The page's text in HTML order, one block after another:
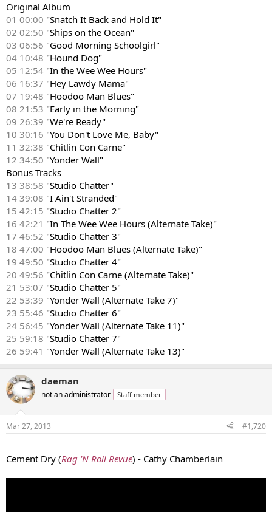
Original Album
01 00:00 "Snatch It Back and Hold It"
02 02:50 "Ships on the Ocean"
03 06:56 "Good Morning Schoolgirl"
04 10:48 "Hound Dog"
05 12:54 "In the Wee Wee Hours"
06 16:37 "Hey Lawdy Mama"
07 19:48 "Hoodoo Man Blues"
08 21:53 "Early in the Morning"
09 26:39 "We're Ready"
10 30:16 "You Don't Love Me, Baby"
11 32:38 "Chitlin Con Carne"
12 34:50 "Yonder Wall"
Bonus Tracks
13 38:58 "Studio Chatter"
14 39:08 "I Ain't Stranded"
15 42:15 "Studio Chatter 2"
16 42:21 "In The Wee Wee Hours (Alternate Take)"
17 46:52 "Studio Chatter 3"
18 47:00 "Hoodoo Man Blues (Alternate Take)"
19 49:50 "Studio Chatter 4"
20 49:56 "Chitlin Con Carne (Alternate Take)"
21 53:07 "Studio Chatter 5"
22 53:39 "Yonder Wall (Alternate Take 7)"
23 55:46 "Studio Chatter 6"
24 56:45 "Yonder Wall (Alternate Take 11)"
25 59:18 "Studio Chatter 7"
26 59:41 "Yonder Wall (Alternate Take 13)"
daeman
not an administrator Staff member
Mar 27, 2013 #1,720
Cement Dry (Rag 'N Roll Revue) - Cathy Chamberlain